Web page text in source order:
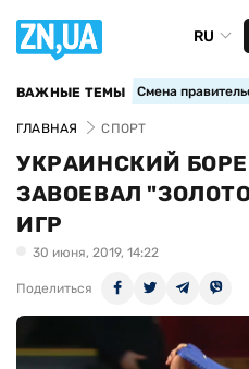
RU
ВАЖНЫЕ ТЕМЫ Смена
ГЛАВНАЯ СПОРТ
УКРАИНСКИЙ
ЗАВОЕВАЛ
ИГР
30 июня, 2019, 14:22
Поделиться